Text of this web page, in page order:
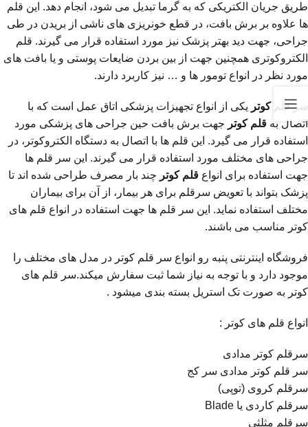
طریق جریان الکتریکی که به گرما تبدیل می شود، انجام دهد. این قلم
ها علاوه بر برش بافت، در قطع خونریزی های ناشی از بریدن در طی
جراحی، جهت دید بهتر پزشک نیز مورد استفاده قرار می گیرند. قلم
الکتروکوتری همچنین جهت از بین بردن ضایعات پوستی و یا بافت های
مورد نظر در انواع تومور ها و … نیز کاربرد دارند.
سر قلمکوتر یکی از انواع تجهیزات پزشکی اتاق عمل است که با
اتصال به قلم کوتر جهت برش بافت حین جراحی های پزشکی مورد
استفاده قرار می گیرد. این قلم ها با اتصال به دستگاه الکتروکوتر، در
جراحی های مختلف مورد استفاده قرار می گیرند. این سر قلم ها
جهت استفاده برای انواع قلم کوتر چند بار مصرف طراحی شده اند تا
پزشک بتواند با تعویض سرقلم برای هر بیمار، از آن برای بیماران
مختلف استفاده نماید. این سر قلم ها جهت استفاده در انواع قلم های
کوتر مناسب می باشند.
فروشگاه اینترنتی پنبه رو انواع سر قلم کوتر در مدل های مختلف را
موجود دارد و با توجه به نیاز شما ثبت سفارش میکند.سر قلم های
کوتر به صورت تک استریل بسته بندی میشود .
انواع قلم های کوتر :
سرقلم کوتر مدادی
سر قلم کوتر مدادی سر کج
سرقلم کروی (توپی)
سرقلم کاردی یا Blade
سرقلم مثلثی